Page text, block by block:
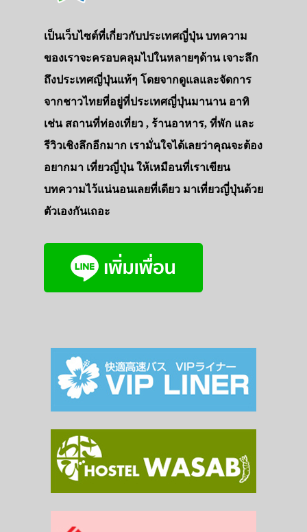
เป็นเว็บไซต์ที่เกี่ยวกับประเทศญี่ปุ่น บทความ
ของเราจะครอบคลุมไปในหลายๆด้าน เจาะลึก
ถึงประเทศญี่ปุ่นแท้ๆ โดยจากดูแลและจัดการ
จากชาวไทยที่อยู่ที่ประเทศญี่ปุ่นมานาน อาทิ
เช่น สถานที่ท่องเที่ยว , ร้านอาหาร, ที่พัก และ
รีวิวเชิงลึกอีกมาก เรามั่นใจได้เลยว่าคุณจะต้อง
อยากมา เที่ยวญี่ปุ่น ให้เหมือนที่เราเขียน
บทความไว้แน่นอนเลยที่เดียว มาเที่ยวญี่ปุ่นด้วย
ตัวเองกันเถอะ